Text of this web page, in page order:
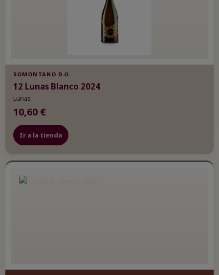
SOMONTANO D.O.
12 Lunas Blanco 2024
Lunas
10,60 €
Ir a la tienda